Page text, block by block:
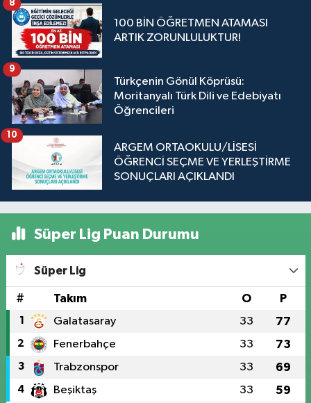
100 BİN ÖĞRETMEN ATAMASI
ARTIK ZORUNLULUKTUR!
8
Türkçenin Gönül Köprüsü:
Moritanyalı Türk Dili ve Edebiyatı
Öğrencileri
9
ARGEM ORTAOKULU/LİSESİ
ÖĞRENCİ SEÇME VE YERLEŞTİRME
SONUÇLARI AÇIKLANDI
10
Süper Lig Puan Durumu
Süper Lig
# Takım O P
1 Galatasaray 33 77
2 Fenerbahçe 33 73
3 Trabzonspor 33 69
4 Beşiktaş 33 59